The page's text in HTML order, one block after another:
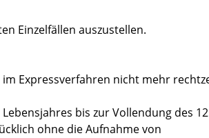
Einzelfällen auszustellen.
Expressverfahren nicht mehr
bis zur Vollendung des
ohne die Aufnahme von